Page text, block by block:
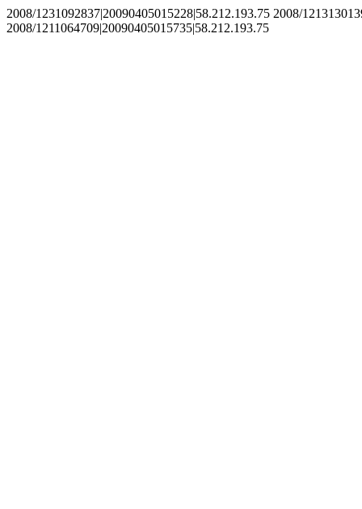
2008/1231092837|20090405015228|58.212.193.75 2008/
2008/1211064709|20090405015735|58.212.193.75